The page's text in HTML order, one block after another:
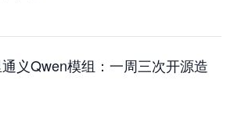
义Qwen模组：一周三次开源造